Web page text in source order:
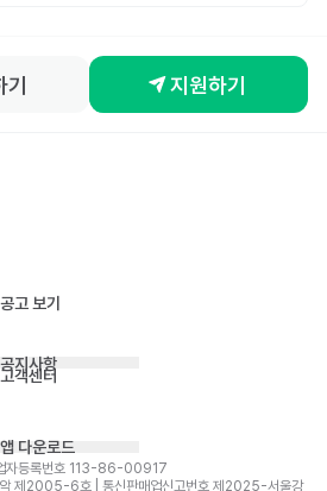
기 지원하기
공고 보기
공지사항
고객센터
앱 다운로드
자등록번호 113-86-00917
악 제2005-6호 | 통신판매업신고번호 제2025-서울강